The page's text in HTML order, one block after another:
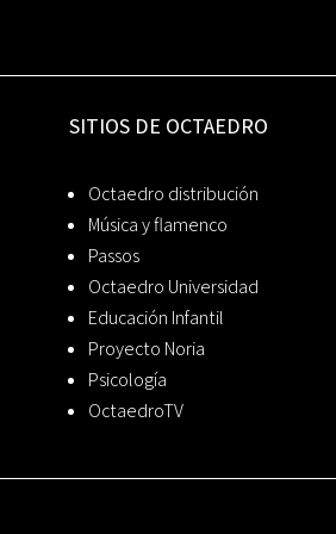
SITIOS DE OCTAEDRO
Octaedro distribución
Música y flamenco
Passos
Octaedro Universidad
Educación Infantil
Proyecto Noria
Psicología
OctaedroTV